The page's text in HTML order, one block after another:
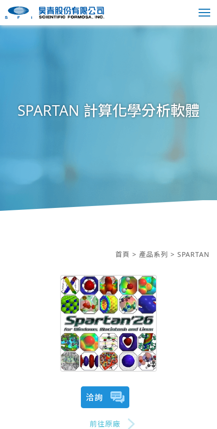
SPARTAN 計算化學分析軟體
首頁 > 產品系列 > SPARTAN
洽詢
前往原廠